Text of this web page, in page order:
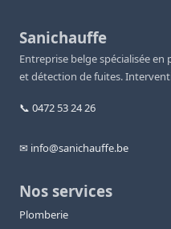
Sanichauffe
Entreprise belge spécialisée
et détection de fuites.
📞 0472 53 24 26
✉ info@sanichauffe.be
Nos services
Plomberie